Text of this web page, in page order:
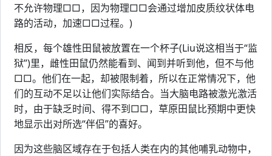
不允许物理□□，因为物理□□会通过增加皮质纹状体电
路的活动，加速□□过程。)
相反，每个雄性田鼠被放置在一个杯子(Liu说这相当于“监
狱”)里，雌性田鼠仍然能看到、闻到并听到他，但不与他
□□。他们在一起，却被限制着，所以在正常情况下，他
们的互动不足以让他们实际结合。当大脑电路被激光激活
时，由于缺乏时间、得不到□□，草原田鼠比预期中更快
地显示出对所选“伴侣”的喜好。
因为这些脑区域存在于包括人类在内的其他哺乳动物中，